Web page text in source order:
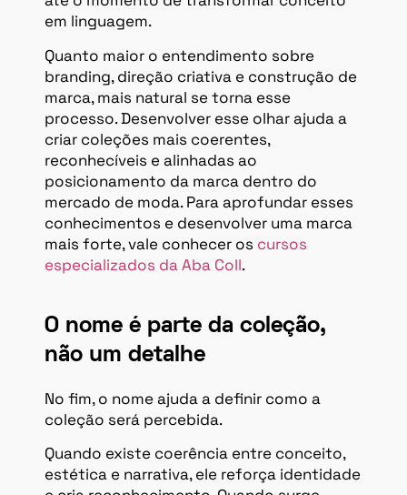
em linguagem.
Quanto maior o entendimento sobre
branding, direção criativa e construção de
marca, mais natural se torna esse
processo. Desenvolver esse olhar ajuda a
criar coleções mais coerentes,
reconhecíveis e alinhadas ao
posicionamento da marca dentro do
mercado de moda. Para aprofundar esses
conhecimentos e desenvolver uma marca
mais forte, vale conhecer os cursos
especializados da Aba Coll.
O nome é parte da coleção,
não um detalhe
No fim, o nome ajuda a definir como a
coleção será percebida.
Quando existe coerência entre conceito,
estética e narrativa, ele reforça identidade